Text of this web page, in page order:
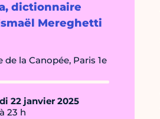
dictionnaire
Mereghetti
de la Canopée, Paris 1e
22 janvier 2025
23 h